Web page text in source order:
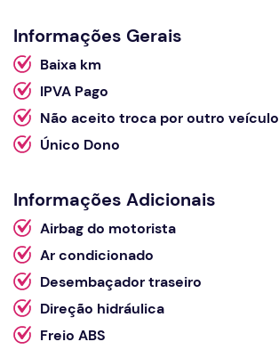
Informações Gerais
Baixa km
IPVA Pago
Não aceito troca por outro veículo
Único Dono
Informações Adicionais
Airbag do motorista
Ar condicionado
Desembaçador traseiro
Direção hidráulica
Freio ABS